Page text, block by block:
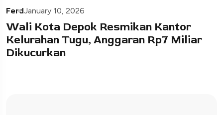
FerdJanuary 10, 2026
Wali Kota Depok Resmikan Kantor
Kelurahan Tugu, Anggaran Rp7 Miliar
Dikucurkan